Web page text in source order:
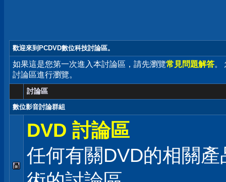
歡迎來到PCDVD數位科技討論區。
如果這是您第一次進入本討論區，請先瀏覽常見問題解答。
討論區進行瀏覽。
討論區
數位影音討論群組
DVD 討論區
任何有關DVD的相關